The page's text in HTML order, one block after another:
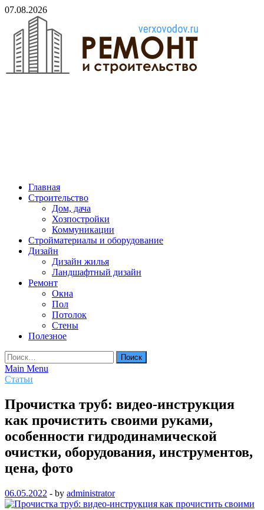
Skip
content
07.08.2026
Главная
Строительство
Дом, дача
Хозпостройки
Коммуникации
Стройматериалы и оборудование
Дизайн
Дизайн жилья
Ландшафтный дизайн
Ремонт
Окна
Пол
Потолок
Стены
Полезное
Найти:
Main Menu
Статьи
Прочистка труб: видео-инструкция
как прочистить своими руками,
особенности гидродинамической
очистки, оборудования, инструментов,
цена, фото
06.05.2022 - by administrator